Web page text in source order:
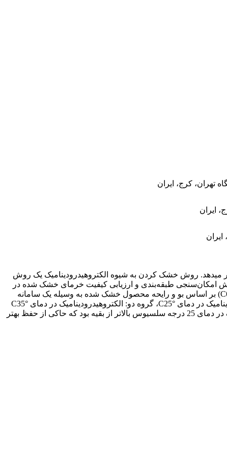
تهران، کرج، ایران
ایران
می­دهد. روش خشک کردن به شیوه الکتروهیدرودینامیک یک روش
امکان‌سنجی طبقه‌بندی و ارزیابی کیفیت خرمای خشک شده در
سه سطح مختلف از سرعت هوا به روش‌های الکتروهیدرودینامیک (در دماهای 25، 35 و 60 درجه سلسیوس) و روش‌ هوای گرم (در دمای °C60) بر اساس بو و رایحه محصول خشک شده به وسیله یک سامانه
چند حسگری ماشین بویایی است. نتایج نشان داد که کیفیت خرمای خشک شده بر اساس رایحه به سه گروه مختلف (گروه یک: الکتروهیدرودینامیک در دمای °C25، گروه دو: الکتروهیدرودینامیک در دمای °C35
و گروه سوم: هوای گرم و ترکیبی در دمای °C60) طبقه بندی می‌شود. پاسخ حسگرهای نیمه هادی اکسید فلزی در روش الکتروهیدرودینامیک در دمای 25 درجه سلسیوس بالاتر از بقیه بود که حاکی از حفظ بهتر